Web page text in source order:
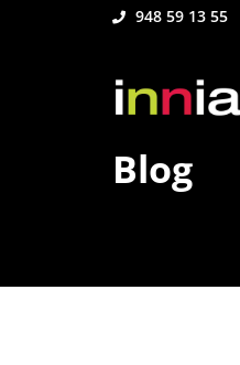
948 59 13 55
Blog